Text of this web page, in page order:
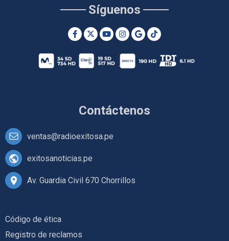
Contáctenos
ventas@radioexitosa.pe
exitosanoticias.pe
Av. Guardia Civil 670 Chorrillos
Síguenos
Código de ética
Registro de reclamos